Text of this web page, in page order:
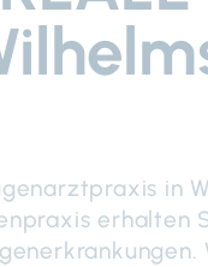
in
erhalten